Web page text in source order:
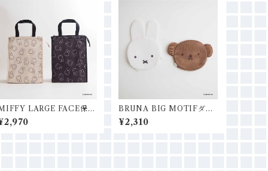
LARGE FACE保冷
温ショッピングバッグ
BRUNA BIG MOTIFダイ
カットポーチＳ
¥2,310